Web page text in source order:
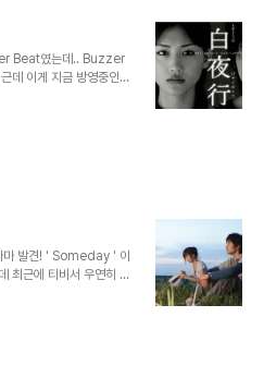
;; 드라마는 당근 챙겨봤고.. 야마다 나온 거 중에
마다 완전 현실적으로 안좋은 시기에 찍은거라
;; 영화는 아직은 안봤지만.. 하도 자료를 많이
튼 애정이 있는 작품..
Beat였는데.. Buzzer
데 이게 지금 방영중인거
만 듣던 백야행을 보기로
습생으로 나왔던!! 야마다
보기 시작한건데 이전에
이 완전 내스타일의 드라
타카유키는 런치의여왕
해 지는 드라마 이지만
마 발견! ' Someday ' 이
최근에 티비서 우연히 봤
는 몰랐네 ㅋ 주인공 4명